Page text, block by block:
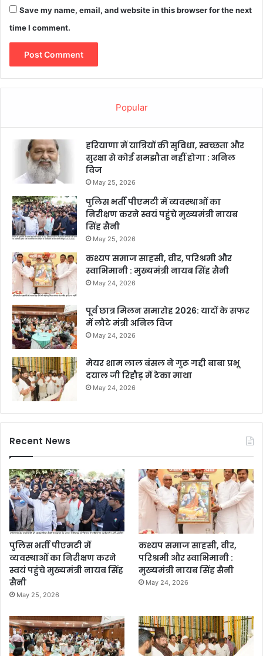
Save my name, email, and website in this browser for the next
time I comment.
Popular
हरियाणा में यात्रियों की सुविधा, स्वच्छता और
सुरक्षा से कोई समझौता नहीं होगा : अनिल
विज
May 25, 2026
पुलिस भर्ती पीएमटी में व्यवस्थाओं का
निरीक्षण करने स्वयं पहुंचे मुख्यमंत्री नायब
सिंह सैनी
May 25, 2026
कश्यप समाज साहसी, वीर, परिश्रमी और
स्वाभिमानी : मुख्यमंत्री नायब सिंह सैनी
May 24, 2026
पूर्व छात्र मिलन समारोह 2026: यादों के सफर
में लौटे मंत्री अनिल विज
May 24, 2026
मेयर शाम लाल बंसल ने गुरू गद्दी बाबा प्रभू
दयाल जी रिहौड़ में टेका माथा
May 24, 2026
Recent News
पुलिस भर्ती पीएमटी में
व्यवस्थाओं का निरीक्षण करने
स्वयं पहुंचे मुख्यमंत्री नायब सिंह
सैनी
May 25, 2026
कश्यप समाज साहसी, वीर,
परिश्रमी और स्वाभिमानी :
मुख्यमंत्री नायब सिंह सैनी
May 24, 2026